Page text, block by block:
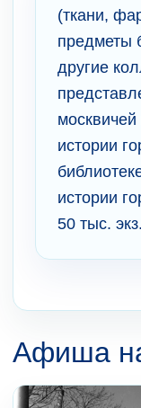
(ткани,
предметы
другие
истории
истории
50 тыс.
Афиша